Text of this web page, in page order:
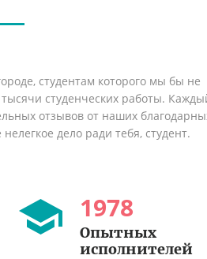
студентам которого мы бы не
студенческих работы.
отзывов от наших
дело ради тебя, студент.
1978
Опытных
исполнителей